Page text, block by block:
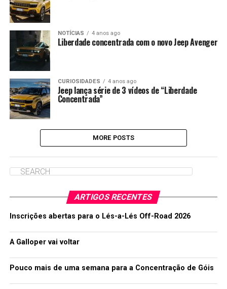
NOTÍCIAS 4 anos ago
Liberdade concentrada com o novo Jeep Avenger
CURIOSIDADES 4 anos ago
Jeep lança série de 3 vídeos de “Liberdade
Concentrada”
MORE POSTS
ARTIGOS RECENTES
Inscrições abertas para o Lés-a-Lés Off-Road 2026
A Galloper vai voltar
Pouco mais de uma semana para a Concentração de Góis